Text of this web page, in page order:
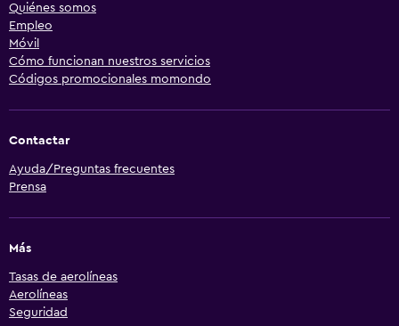
Quiénes somos
Empleo
Móvil
Cómo funcionan nuestros servicios
Códigos promocionales momondo
Contactar
Ayuda/Preguntas frecuentes
Prensa
Más
Tasas de aerolíneas
Aerolíneas
Seguridad